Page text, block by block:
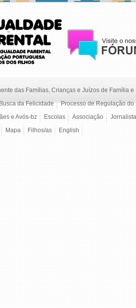
das Famílias, Crianças e Juízos de Família e
da Felicidade
Processo de Regulação
e Avós-bz Escolas Associação
Mapa Filhos/as English